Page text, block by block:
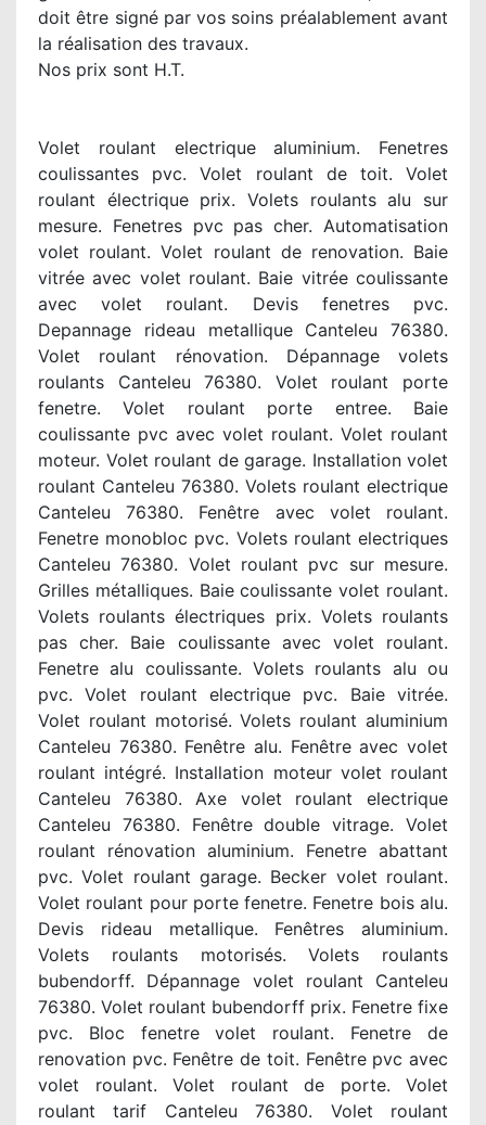
doit être signé par vos soins préalablement avant
la réalisation des travaux.
Nos prix sont H.T.
Volet roulant electrique aluminium. Fenetres
coulissantes pvc. Volet roulant de toit. Volet
roulant électrique prix. Volets roulants alu sur
mesure. Fenetres pvc pas cher. Automatisation
volet roulant. Volet roulant de renovation. Baie
vitrée avec volet roulant. Baie vitrée coulissante
avec volet roulant. Devis fenetres pvc.
Depannage rideau metallique Canteleu 76380.
Volet roulant rénovation. Dépannage volets
roulants Canteleu 76380. Volet roulant porte
fenetre. Volet roulant porte entree. Baie
coulissante pvc avec volet roulant. Volet roulant
moteur. Volet roulant de garage. Installation volet
roulant Canteleu 76380. Volets roulant electrique
Canteleu 76380. Fenêtre avec volet roulant.
Fenetre monobloc pvc. Volets roulant electriques
Canteleu 76380. Volet roulant pvc sur mesure.
Grilles métalliques. Baie coulissante volet roulant.
Volets roulants électriques prix. Volets roulants
pas cher. Baie coulissante avec volet roulant.
Fenetre alu coulissante. Volets roulants alu ou
pvc. Volet roulant electrique pvc. Baie vitrée.
Volet roulant motorisé. Volets roulant aluminium
Canteleu 76380. Fenêtre alu. Fenêtre avec volet
roulant intégré. Installation moteur volet roulant
Canteleu 76380. Axe volet roulant electrique
Canteleu 76380. Fenêtre double vitrage. Volet
roulant rénovation aluminium. Fenetre abattant
pvc. Volet roulant garage. Becker volet roulant.
Volet roulant pour porte fenetre. Fenetre bois alu.
Devis rideau metallique. Fenêtres aluminium.
Volets roulants motorisés. Volets roulants
bubendorff. Dépannage volet roulant Canteleu
76380. Volet roulant bubendorff prix. Fenetre fixe
pvc. Bloc fenetre volet roulant. Fenetre de
renovation pvc. Fenêtre de toit. Fenêtre pvc avec
volet roulant. Volet roulant de porte. Volet
roulant tarif Canteleu 76380. Volet roulant